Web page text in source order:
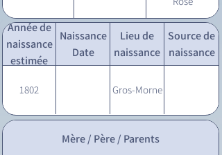
Année de
naissance
estimée
Naissance
Date
Lieu de
naissance
Source de
naissance
1802 Gros-Morne
Mère / Père / Parents